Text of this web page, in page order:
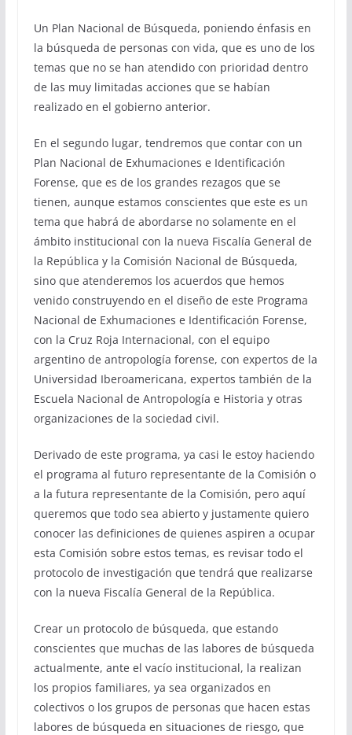
Un Plan Nacional de Búsqueda, poniendo énfasis en
la búsqueda de personas con vida, que es uno de los
temas que no se han atendido con prioridad dentro
de las muy limitadas acciones que se habían
realizado en el gobierno anterior.
En el segundo lugar, tendremos que contar con un
Plan Nacional de Exhumaciones e Identificación
Forense, que es de los grandes rezagos que se
tienen, aunque estamos conscientes que este es un
tema que habrá de abordarse no solamente en el
ámbito institucional con la nueva Fiscalía General de
la República y la Comisión Nacional de Búsqueda,
sino que atenderemos los acuerdos que hemos
venido construyendo en el diseño de este Programa
Nacional de Exhumaciones e Identificación Forense,
con la Cruz Roja Internacional, con el equipo
argentino de antropología forense, con expertos de la
Universidad Iberoamericana, expertos también de la
Escuela Nacional de Antropología e Historia y otras
organizaciones de la sociedad civil.
Derivado de este programa, ya casi le estoy haciendo
el programa al futuro representante de la Comisión o
a la futura representante de la Comisión, pero aquí
queremos que todo sea abierto y justamente quiero
conocer las definiciones de quienes aspiren a ocupar
esta Comisión sobre estos temas, es revisar todo el
protocolo de investigación que tendrá que realizarse
con la nueva Fiscalía General de la República.
Crear un protocolo de búsqueda, que estando
conscientes que muchas de las labores de búsqueda
actualmente, ante el vacío institucional, la realizan
los propios familiares, ya sea organizados en
colectivos o los grupos de personas que hacen estas
labores de búsqueda en situaciones de riesgo, que